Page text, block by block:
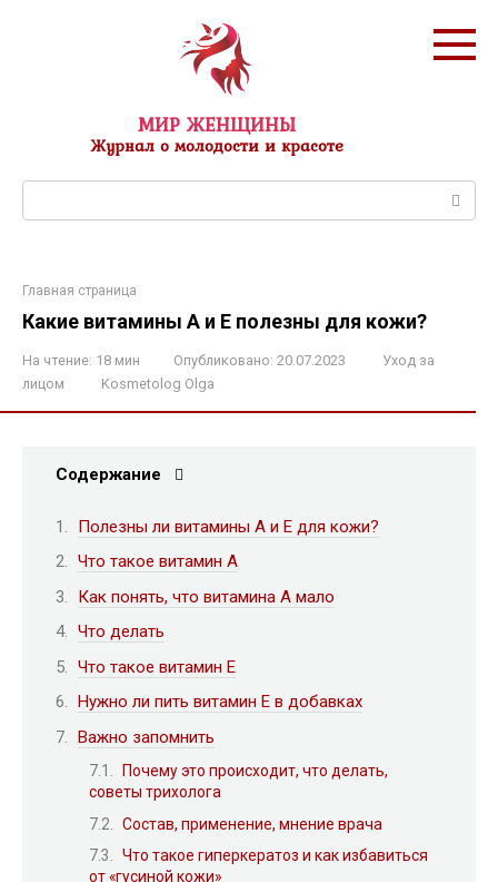
МИР ЖЕНЩИНЫ
Журнал о молодости и красоте
Главная страница
Какие витамины А и Е полезны для кожи?
На чтение: 18 мин Опубликовано: 20.07.2023
Уход за
лицом
Kosmetolog Olga
Содержание
Полезны ли витамины А и Е для кожи?
Что такое витамин А
Как понять, что витамина А мало
Что делать
Что такое витамин Е
Нужно ли пить витамин Е в добавках
Важно запомнить
Почему это происходит, что делать,
советы трихолога
Состав, применение, мнение врача
Что такое гиперкератоз и как избавиться
от «гусиной кожи»